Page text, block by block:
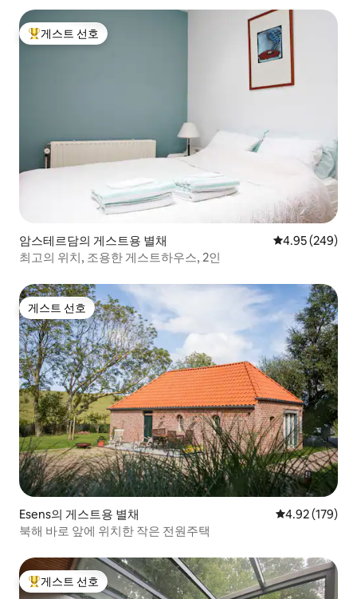
상위 게스트 선호
게스트 선호
암스테르담의 게스트용 별채 평점 4.95점(5
4.95 (249)
최고의 위치, 조용한 게스트하우스, 2인
게스트 선호
게스트 선호
Esens의 게스트용 별채 평점 4.92점(5
4.92 (179)
북해 바로 앞에 위치한 작은 전원주택
상위 게스트 선호
게스트 선호